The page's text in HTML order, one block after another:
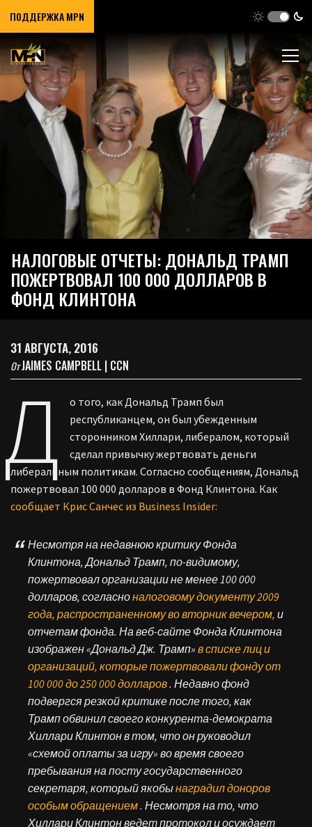
ПОДДЕРЖКА MPN
НАЛОГОВЫЕ ОТЧЕТЫ: ДОНАЛЬД ТРАМП
ПОЖЕРТВОВАЛ 100 000 ДОЛЛАРОВ В
ФОНД КЛИНТОНА
31 АВГУСТА, 2016
ОтJAIMES CAMPBELL | CCN
Д
о того, как Дональд Трамп был
республиканцем, он был убежденным
сторонником Хиллари, либералом, который
сделал привычку жертвовать деньги
либеральным политикам. Согласно сообщениям, Дональд
пожертвовал 100 000 долларов в Фонд Клинтона. Как
сообщает Крис Санчес из Business Insider:
Несмотря на недавнюю критику Фонда
Клинтона, Дональд Трамп, по-видимому,
пожертвовал организации не менее 100 000
долларов, согласноналоговому документу 2009
года, распространенному во вторник вечером, и
отчетам фонда. На веб-сайте Фонда Клинтона
изображен «Дональд Дж. Трамп» в списке лиц и
организаций, которые пожертвовали фонду от
100 000 до 250 000 долларов. Недавно фонд
подвергся резкой критике после того, как
Трамп обвинил своего конкурента-демократа
Хиллари Клинтон в том, что он руководил
«схемой оплаты за игру» во время своего
пребывания на посту государственного
секретаря, который якобынаградил доноров
особым обращением. Несмотря на то, что
Хиллари Клинтон ведет протокол и осуждает